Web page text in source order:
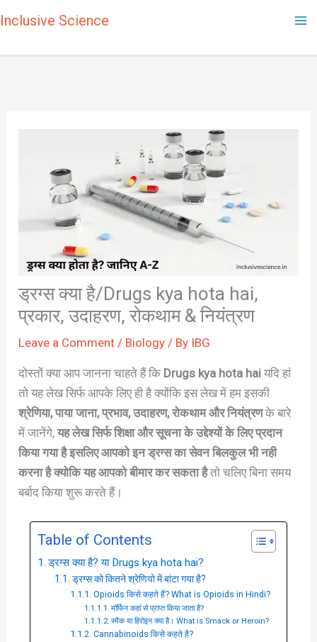
to
Inclusive Science
ड्रग्स क्या है/Drugs kya hota hai,
प्रकार, उदाहरण, रोकथाम & नियंत्रण
Leave a Comment / Biology / By IBG
दोस्तों क्या आप जानना चाहते हैं कि Drugs kya hota hai यदि हां
तो यह लेख सिर्फ आपके लिए ही है क्योंकि इस लेख में हम इसकी
श्रेणिया, पाया जाना, प्रभाव, उदाहरण, रोकथाम और नियंत्रणके बारे
में जानेंगे,यह लेख सिर्फ शिक्षा और सूचना के उद्देश्यों के लिए प्रदान
किया गया है इसलिए आपको इन ड्रग्स का सेवन बिलकुल भी नही
करना है क्योकि यह आपको बीमार कर सकता हैतो चलिए बिना समय
बर्बाद किया शुरू करते हैं।
Table of Contents
ड्रग्स क्या है? या Drugs kya hota hai?
ड्रग्स को कितने श्रेणियो में बांटा गया है?
Opioids किसे कहते हैं? What is Opioids in Hindi?
मॉर्फिन कहां से प्राप्त किया जाता है?
स्मैक या हिरोइन क्या है। What is Smack or Heroin?
Cannabinoids किसे कहते है?